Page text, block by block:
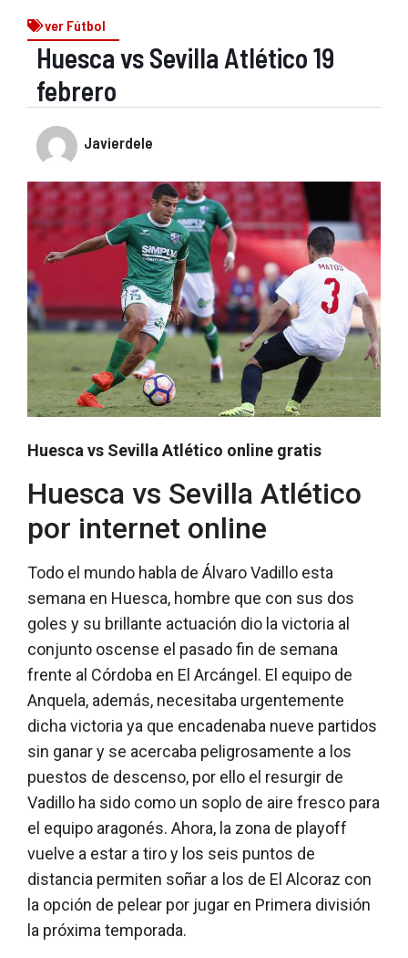
ver Fútbol
Huesca vs Sevilla Atlético 19
febrero
Javierdele
Huesca vs Sevilla Atlético online gratis
Huesca vs Sevilla Atlético
por internet online
Todo el mundo habla de Álvaro Vadillo esta
semana en Huesca, hombre que con sus dos
goles y su brillante actuación dio la victoria al
conjunto oscense el pasado fin de semana
frente al Córdoba en El Arcángel. El equipo de
Anquela, además, necesitaba urgentemente
dicha victoria ya que encadenaba nueve partidos
sin ganar y se acercaba peligrosamente a los
puestos de descenso, por ello el resurgir de
Vadillo ha sido como un soplo de aire fresco para
el equipo aragonés. Ahora, la zona de playoff
vuelve a estar a tiro y los seis puntos de
distancia permiten soñar a los de El Alcoraz con
la opción de pelear por jugar en Primera división
la próxima temporada.